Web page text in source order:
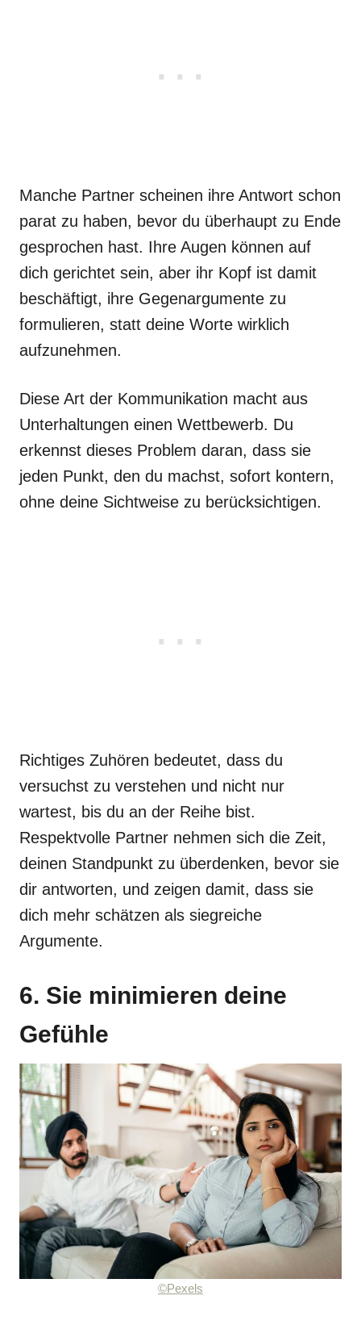
Manche Partner scheinen ihre Antwort schon
parat zu haben, bevor du überhaupt zu Ende
gesprochen hast. Ihre Augen können auf
dich gerichtet sein, aber ihr Kopf ist damit
beschäftigt, ihre Gegenargumente zu
formulieren, statt deine Worte wirklich
aufzunehmen.
Diese Art der Kommunikation macht aus
Unterhaltungen einen Wettbewerb. Du
erkennst dieses Problem daran, dass sie
jeden Punkt, den du machst, sofort kontern,
ohne deine Sichtweise zu berücksichtigen.
Richtiges Zuhören bedeutet, dass du
versuchst zu verstehen und nicht nur
wartest, bis du an der Reihe bist.
Respektvolle Partner nehmen sich die Zeit,
deinen Standpunkt zu überdenken, bevor sie
dir antworten, und zeigen damit, dass sie
dich mehr schätzen als siegreiche
Argumente.
6. Sie minimieren deine
Gefühle
©Pexels